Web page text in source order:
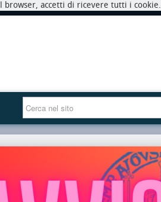
browser, accetti di ricevere tutti i cookie.